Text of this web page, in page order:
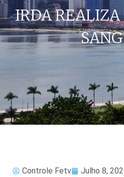
IRDA REALIZA
Controle Fetv Julho 8,